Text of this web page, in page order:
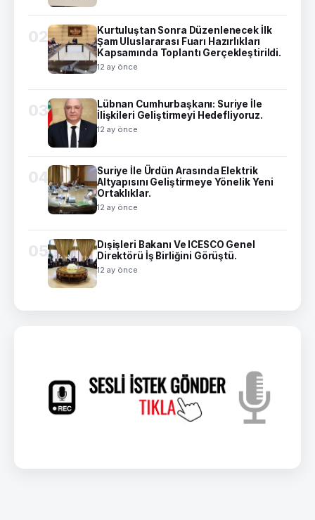
02
Kurtuluştan Sonra Düzenlenecek İlk
Şam Uluslararası Fuarı Hazırlıkları
Kapsamında Toplantı Gerçekleştirildi.
12 ay önce
03
Lübnan Cumhurbaşkanı: Suriye İle
İlişkileri Geliştirmeyi Hedefliyoruz.
12 ay önce
04
Suriye İle Ürdün Arasında Elektrik
Altyapısını Geliştirmeye Yönelik Yeni
Ortaklıklar.
12 ay önce
05
Dışişleri Bakanı Ve ICESCO Genel
Direktörü İş Birliğini Görüştü.
12 ay önce